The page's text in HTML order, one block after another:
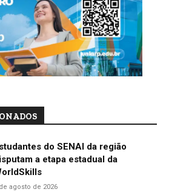
do SENAI da região
a etapa estadual da
agosto de 2026